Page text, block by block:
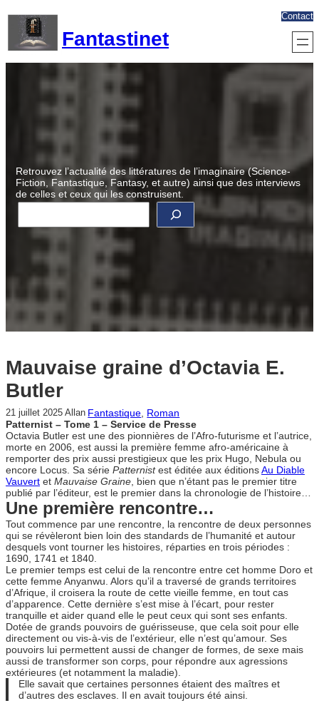
contenu
Fantastinet
Contact
Retrouvez l’actualité des littératures de l’imaginaire (Science-
Fiction, Fantastique, Fantasy, et autre) ainsi que des interviews
de celles et ceux qui les construisent.
R
c
Mauvaise graine d’Octavia E.
Butler
21 juillet 2025 Allan Fantastique, Roman
Patternist – Tome 1 – Service de Presse
Octavia Butler est une des pionnières de l’Afro-futurisme et l’autrice,
morte en 2006, est aussi la première femme afro-américaine à
remporter des prix aussi prestigieux que les prix Hugo, Nebula ou
encore Locus. Sa série Patternistest éditée aux éditionsAu Diable
Vauvert et Mauvaise Graine, bien que n’étant pas le premier titre
publié par l’éditeur, est le premier dans la chronologie de l’histoire…
Une première rencontre…
Tout commence par une rencontre, la rencontre de deux personnes
qui se révèleront bien loin des standards de l’humanité et autour
desquels vont tourner les histoires, réparties en trois périodes :
1690, 1741 et 1840.
Le premier temps est celui de la rencontre entre cet homme Doro et
cette femme Anyanwu. Alors qu’il a traversé de grands territoires
d’Afrique, il croisera la route de cette vieille femme, en tout cas
d’apparence. Cette dernière s’est mise à l’écart, pour rester
tranquille et aider quand elle le peut ceux qui sont ses enfants.
Dotée de grands pouvoirs de guérisseuse, que cela soit pour elle
directement ou vis-à-vis de l’extérieur, elle n’est qu’amour. Ses
pouvoirs lui permettent aussi de changer de formes, de sexe mais
aussi de transformer son corps, pour répondre aux agressions
extérieures (et notamment la maladie).
Elle savait que certaines personnes étaient des maîtres et
d’autres des esclaves. Il en avait toujours été ainsi.